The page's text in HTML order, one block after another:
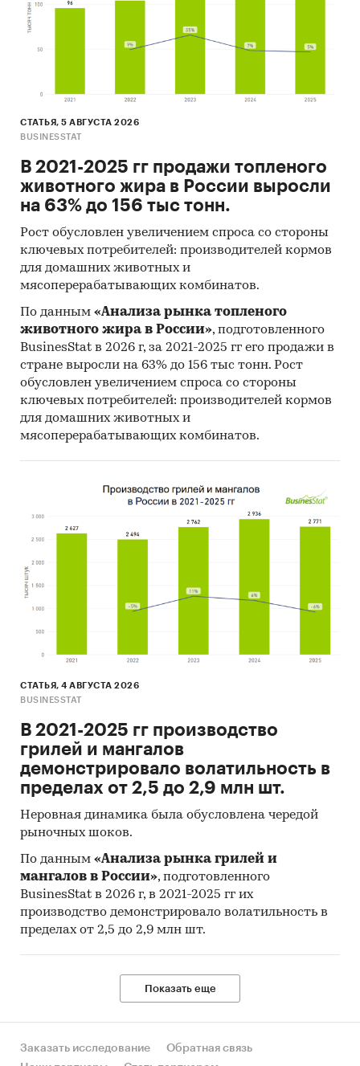
Commodity Trade Statistics, Industrial
Commodity Statistics, Food and Agriculture
Organization и др.).
Фонда (International Monetary Fund).
Материалы Всемирного банка (World Bank).
Материалы Организации экономического
сотрудничества и развития (Organization for
Economic Cooperation and Development).
Материалы International Trade Centre.
Материалы Index Mundi.
Research Group.
Объем и структура выборки
Процедура контент-анализа документов не
предполагает расчета объема выборочной
совокупности. Обработке и анализу подлежат
все доступные исследователю документы.
Категории: Сельское хозяйство / ... /
Зелень,
салаты
Россия
СТАТЬЯ, 5 АВГУСТА 2026
BUSINESSTAT
В 2021-2025 гг продажи топленого
животного жира в России выросли
на 63% до 156 тыс тонн.
Рост обусловлен увеличением спроса со стороны
ключевых потребителей: производителей кормов
для домашних животных и
мясоперерабатывающих комбинатов.
По данным «Анализа рынка топленого
животного жира в России», подготовленного
BusinesStat в 2026 г, за 2021-2025 гг его продажи в
стране выросли на 63% до 156 тыс тонн. Рост
обусловлен увеличением спроса со стороны
ключевых потребителей: производителей кормов
для домашних животных и
мясоперерабатывающих комбинатов.
СТАТЬЯ, 4 АВГУСТА 2026
BUSINESSTAT
В 2021-2025 гг производство
грилей и мангалов
демонстрировало волатильность в
пределах от 2,5 до 2,9 млн шт.
Неровная динамика была обусловлена чередой
рыночных шоков.
По данным «Анализа рынка грилей и
мангалов в России», подготовленного
BusinesStat в 2026 г, в 2021-2025 гг их
производство демонстрировало волатильность в
пределах от 2,5 до 2,9 млн шт.
Показать еще
Заказать исследование
Обратная связь